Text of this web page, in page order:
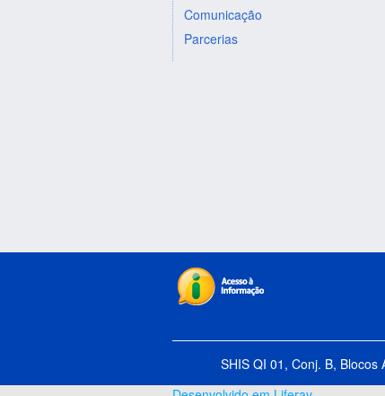
Comunicação
Parcerias
SHIS QI 01, Conj. B,